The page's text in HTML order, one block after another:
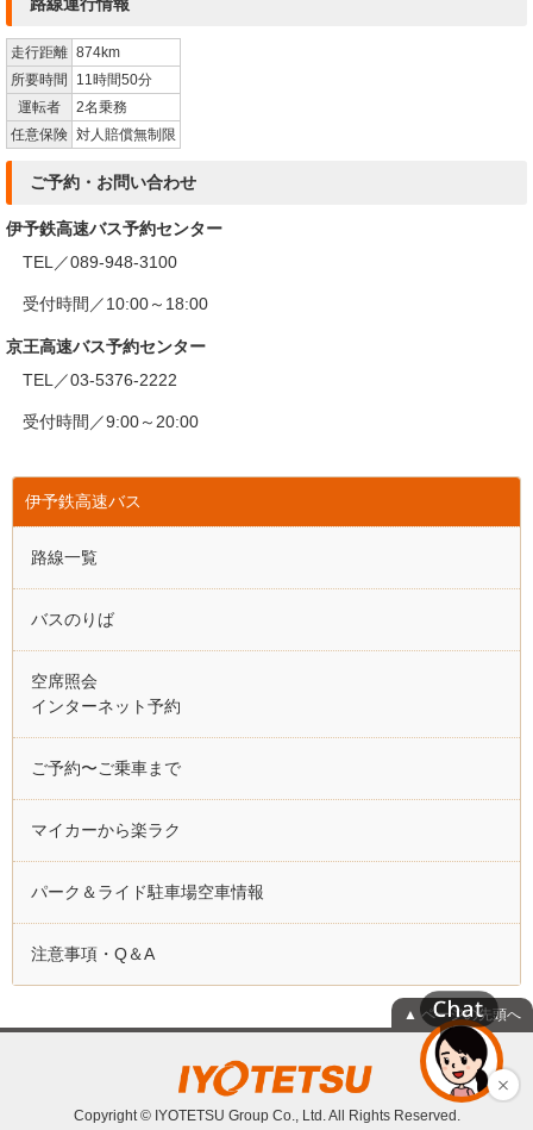
走行距離 874km
所要時間
11時間50分
運転者
2名乗務
任意保険 対人賠償無制限
ご予約・お問い合わせ
伊予鉄高速バス予約センター
TEL／089-948-3100
受付時間／10:00～18:00
京王高速バス予約センター
TEL／03-5376-2222
受付時間／9:00～20:00
伊予鉄高速バス
路線一覧
バスのりば
空席照会
インターネット予約
ご予約〜ご乗車まで
マイカーから楽ラク
パーク＆ライド駐車場空車情報
注意事項・Q＆A
▲ ページの先頭へ
Copyright © IYOTETSU Group Co., Ltd. All Rights Reserved.